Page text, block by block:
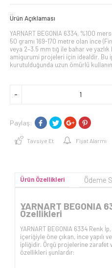
Ürün Açıklaması
YARNART BEGONIA 6334, %100
50 gramı 169-170 metre olan ince
veya 2–3.5 mm tığ ile bahar ve
amigurumi projeleri için idealdir. Bu
kurutulduğunda uzun ömürlü
Paylaş:
Tavsiye Et Fiyat Alarmı
Ürün Özellikleri Ödeme
YARNART BEGONIA
Özellikleri
YARNART BEGONIA 6334 Renk
içeriğiyle öne çıkan, ince yapılı
ipliğidir. Örgü projelerine zarafet
özellikleri şunlardır: